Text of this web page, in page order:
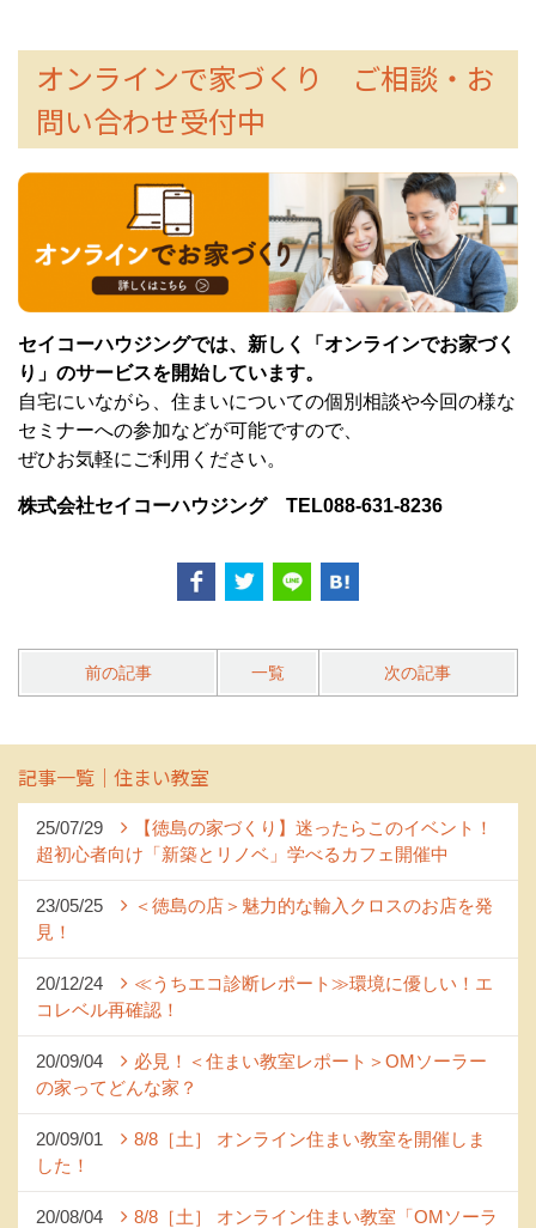
オンラインで家づくり ご相談・お
問い合わせ受付中
セイコーハウジングでは、新しく「オンラインでお家づく
り」のサービスを開始しています。
自宅にいながら、住まいについての個別相談や今回の様な
セミナーへの参加などが可能ですので、
ぜひお気軽にご利用ください。
株式会社セイコーハウジング TEL088-631-8236
前の記事 一覧 次の記事
記事一覧｜住まい教室
25/07/29
【徳島の家づくり】迷ったらこのイベント！
超初心者向け「新築とリノベ」学べるカフェ開催中
23/05/25
＜徳島の店＞魅力的な輸入クロスのお店を発
見！
20/12/24
≪うちエコ診断レポート≫環境に優しい！エ
コレベル再確認！
20/09/04
必見！＜住まい教室レポート＞OMソーラー
の家ってどんな家？
20/09/01
8/8［土］ オンライン住まい教室を開催しま
した！
20/08/04
8/8［土］ オンライン住まい教室「OMソーラ